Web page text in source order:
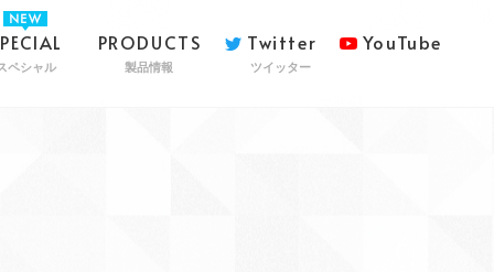
ペシャル
PRODUCTS
製品情報
Twitter
ツイッター
YouTube